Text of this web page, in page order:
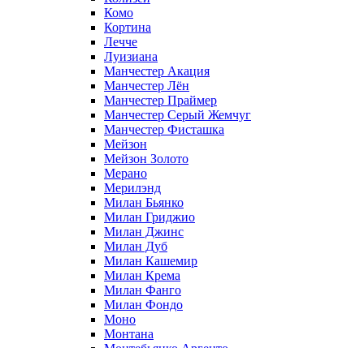
Комо
Кортина
Лечче
Луизиана
Манчестер Акация
Манчестер Лён
Манчестер Праймер
Манчестер Серый Жемчуг
Манчестер Фисташка
Мейзон
Мейзон Золото
Мерано
Мерилэнд
Милан Бьянко
Милан Гриджио
Милан Джинс
Милан Дуб
Милан Кашемир
Милан Крема
Милан Фанго
Милан Фондо
Моно
Монтана